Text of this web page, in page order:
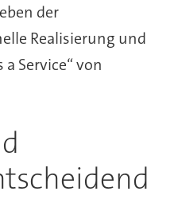
der
Realisierung und
Service“ von